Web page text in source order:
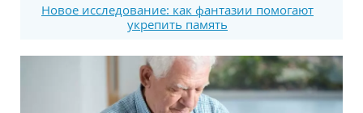
Новое исследование: как фантазии помогают
укрепить память